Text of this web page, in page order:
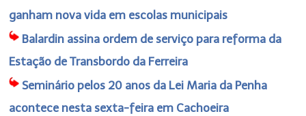
ganham nova vida em escolas municipais
Balardin assina ordem de serviço para reforma da
Estação de Transbordo da Ferreira
Seminário pelos 20 anos da Lei Maria da Penha
acontece nesta sexta-feira em Cachoeira